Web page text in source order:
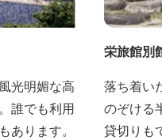
光明媚な高
誰でも利用
あります。
栄旅館別
落ち着い
のぞける
貸切りも